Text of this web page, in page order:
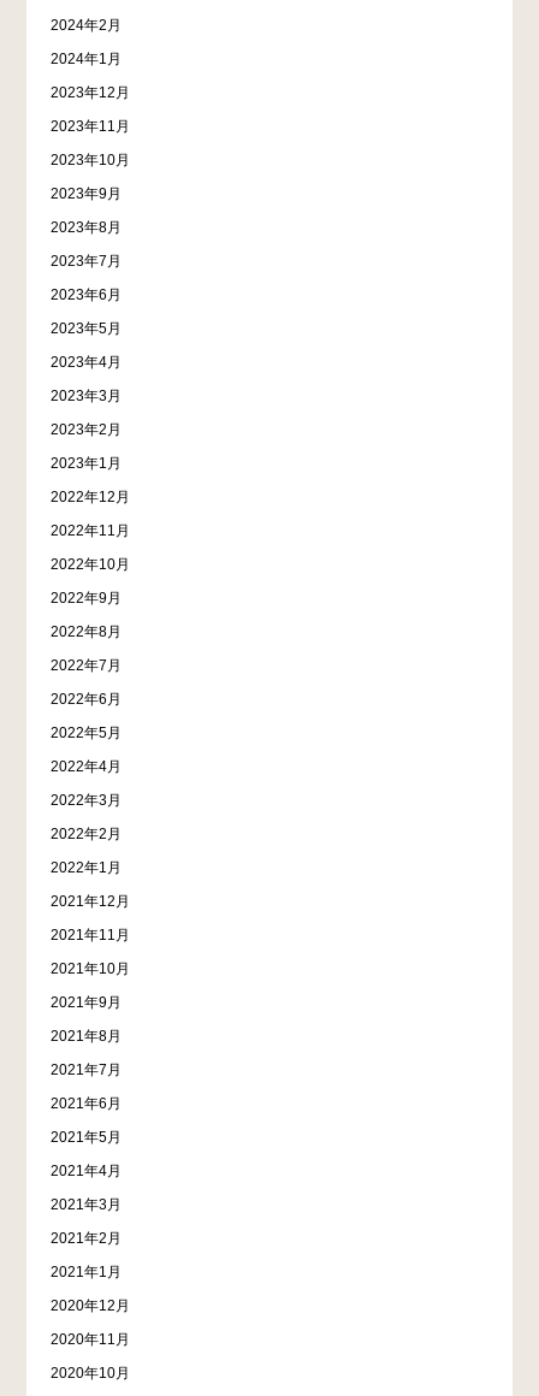
2024年2月
2024年1月
2023年12月
2023年11月
2023年10月
2023年9月
2023年8月
2023年7月
2023年6月
2023年5月
2023年4月
2023年3月
2023年2月
2023年1月
2022年12月
2022年11月
2022年10月
2022年9月
2022年8月
2022年7月
2022年6月
2022年5月
2022年4月
2022年3月
2022年2月
2022年1月
2021年12月
2021年11月
2021年10月
2021年9月
2021年8月
2021年7月
2021年6月
2021年5月
2021年4月
2021年3月
2021年2月
2021年1月
2020年12月
2020年11月
2020年10月